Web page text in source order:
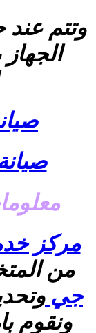
وتتم
مركز
من
جي
ونقوم